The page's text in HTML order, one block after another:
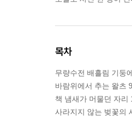
목차
무량수전 배흘림 기둥
바람위에서 추는 왈츠 9
책 냄새가 머물던 자리
사라지지 않는 벚꽃의